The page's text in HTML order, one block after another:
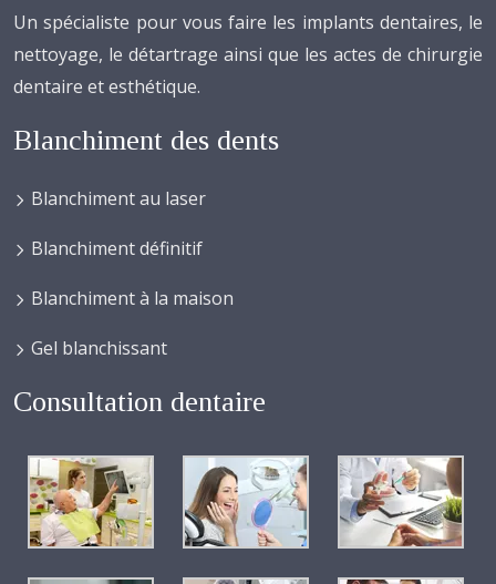
Un spécialiste pour vous faire les implants dentaires, le
nettoyage, le détartrage ainsi que les actes de chirurgie
dentaire et esthétique.
Blanchiment des dents
Blanchiment au laser
Blanchiment définitif
Blanchiment à la maison
Gel blanchissant
Consultation dentaire